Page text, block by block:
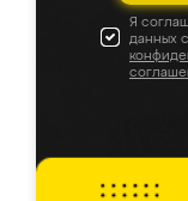
Я
данных